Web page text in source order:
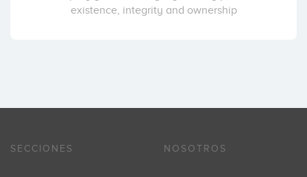
existence, integrity and ownership
SECCIONES NOSOTROS